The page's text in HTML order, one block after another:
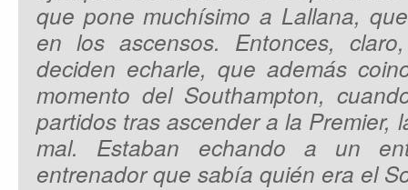
que pone muchísimo a Lallana,
en los ascensos. Entonces,
deciden echarle, que además
momento del Southampton,
partidos tras ascender a la Premier,
mal. Estaban echando a un
entrenador que sabía quién era el